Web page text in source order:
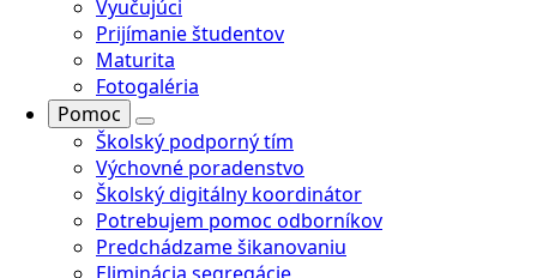
Vyučujúci
Prijímanie študentov
Maturita
Fotogaléria
Pomoc
Školský podporný tím
Výchovné poradenstvo
Školský digitálny koordinátor
Potrebujem pomoc odborníkov
Predchádzame šikanovaniu